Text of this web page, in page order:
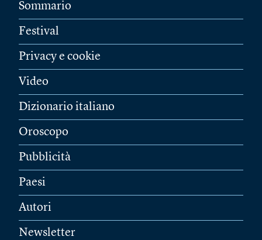
Sommario
Festival
Privacy e cookie
Video
Dizionario italiano
Oroscopo
Pubblicità
Paesi
Autori
Newsletter